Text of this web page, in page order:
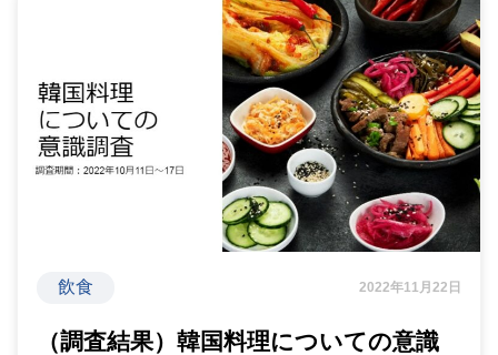
飲食 2022年11月22日
（調査結果）韓国料理についての意識